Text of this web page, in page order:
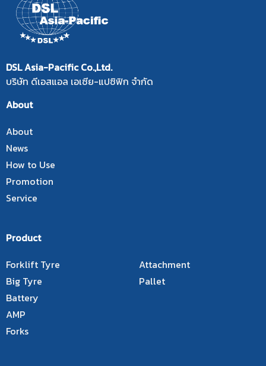
DSL Asia-Pacific Co.,Ltd.
บริษัท ดีเอสแอล เอเซีย-แปซิฟิก จำกัด
About
About
News
How to Use
Promotion
Service
Product
Forklift Tyre
Big Tyre
Battery
AMP
Forks
Attachment
Pallet